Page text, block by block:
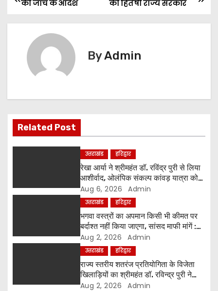
o
a
v
i
a
o
की हितैषी राज्य सरकार
की जांच के आदेश
ByAdmin
Related Post
उत्तराखंड हरिद्वार
रेखा आर्या ने श्रीमहंत डॉ. रविंद्र पुरी से लिया
आशीर्वाद, ओलंपिक संकल्प कांवड़ यात्रा को
मिला संतों का समर्थन
Aug 6, 2026 Admin
उत्तराखंड हरिद्वार
भगवा वस्त्रों का अपमान किसी भी कीमत पर
बर्दाश्त नहीं किया जाएगा, सांसद माफी मांगें :
श्रीमहंत डॉ. रविंद्र पुरी महाराज
Aug 2, 2026 Admin
उत्तराखंड हरिद्वार
राज्य स्तरीय शतरंज प्रतियोगिता के विजेता
खिलाड़ियों का श्रीमहंत डॉ. रविन्द्र पुरी ने
किया सम्मान
Aug 2, 2026 Admin